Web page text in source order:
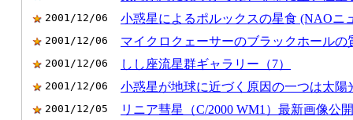
2001/12/06 小惑星によるポルックスの星食 (NAOニ
2001/12/06 マイクロクェーサーのブラックホールの
2001/12/06 しし座流星群ギャラリー（7）
2001/12/06 小惑星が地球に近づく原因の一つは太陽
2001/12/05 リニア彗星（C/2000 WM1）最新画像公開